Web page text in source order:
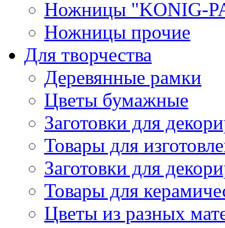
Ножницы "KONIG-
Ножницы прочие
Для творчества
Деревянные рамки
Цветы бумажные
Заготовки для
Товары для
Заготовки для
Товары для
Цветы из разных